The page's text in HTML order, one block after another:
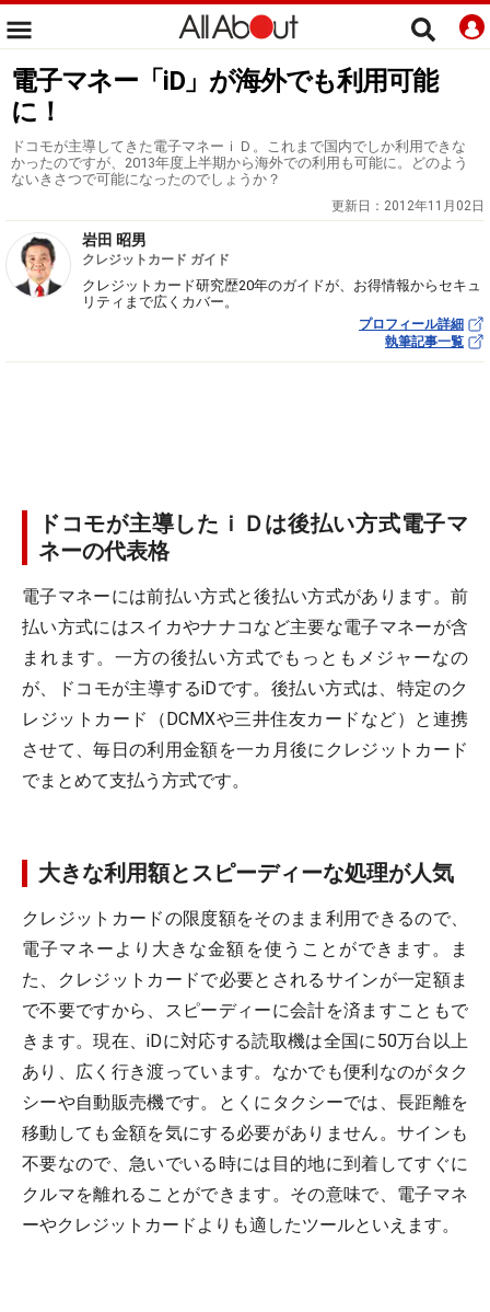
電子マネー「iD」が海外でも利用可能
に！
ドコモが主導してきた電子マネーｉＤ。これまで国内でしか利用できな
かったのですが、2013年度上半期から海外での利用も可能に。どのよう
ないきさつで可能になったのでしょうか？
更新日： 2012年11月02日
岩田 昭男
クレジットカード ガイド
クレジットカード研究歴20年のガイドが、お得情報からセキュ
リティまで広くカバー。
プロフィール詳細
執筆記事一覧
ドコモが主導したｉＤは後払い方式電子マ
ネーの代表格
電子マネーには前払い方式と後払い方式があります。前
払い方式にはスイカやナナコなど主要な電子マネーが含
まれます。一方の後払い方式でもっともメジャーなの
が、ドコモが主導するiDです。後払い方式は、特定のク
レジットカード（DCMXや三井住友カードなど）と連携
させて、毎日の利用金額を一カ月後にクレジットカード
でまとめて支払う方式です。
大きな利用額とスピーディーな処理が人気
クレジットカードの限度額をそのまま利用できるので、
電子マネーより大きな金額を使うことができます。ま
た、クレジットカードで必要とされるサインが一定額ま
で不要ですから、スピーディーに会計を済ますこともで
きます。現在、iDに対応する読取機は全国に50万台以上
あり、広く行き渡っています。なかでも便利なのがタク
シーや自動販売機です。とくにタクシーでは、長距離を
移動しても金額を気にする必要がありません。サインも
不要なので、急いでいる時には目的地に到着してすぐに
クルマを離れることができます。その意味で、電子マネ
ーやクレジットカードよりも適したツールといえます。